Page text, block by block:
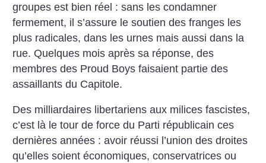
groupes est bien réel : sans les condamner
fermement, il s’assure le soutien des franges les
plus radicales, dans les urnes mais aussi dans la
rue. Quelques mois après sa réponse, des
membres des Proud Boys faisaient partie des
assaillants du Capitole.
Des milliardaires libertariens aux milices fascistes,
c’est là le tour de force du Parti républicain ces
dernières années : avoir réussi l’union des droites
qu’elles soient économiques, conservatrices ou